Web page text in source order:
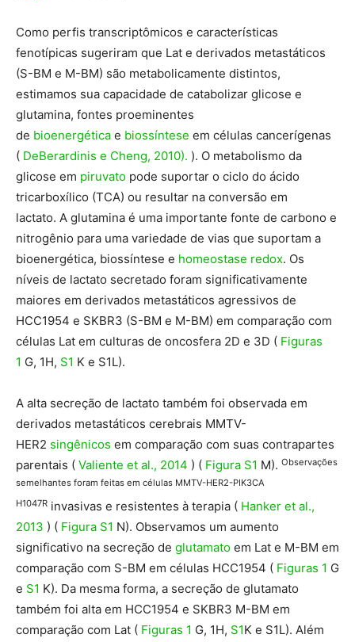
Como perfis transcriptômicos e características
fenotípicas sugeriram que Lat e derivados metastáticos
(S-BM e M-BM) são metabolicamente distintos,
estimamos sua capacidade de catabolizar glicose e
glutamina, fontes proeminentes
de bioenergética e biossíntese em células cancerígenas
( DeBerardinis e Cheng, 2010). ). O metabolismo da
glicose em piruvato pode suportar o ciclo do ácido
tricarboxílico (TCA) ou resultar na conversão em
lactato. A glutamina é uma importante fonte de carbono e
nitrogênio para uma variedade de vias que suportam a
bioenergética, biossíntese e homeostase redox. Os
níveis de lactato secretado foram significativamente
maiores em derivados metastáticos agressivos de
HCC1954 e SKBR3 (S-BM e M-BM) em comparação com
células Lat em culturas de oncosfera 2D e 3D ( Figuras
1 G, 1H, S1 K e S1L).
A alta secreção de lactato também foi observada em
derivados metastáticos cerebrais MMTV-
HER2 singênicos em comparação com suas contrapartes
parentais ( Valiente et al., 2014 ) ( Figura S1 M). Observações
semelhantes foram feitas em células MMTV-HER2-PIK3CA
H1047R invasivas e resistentes à terapia ( Hanker et al.,
2013 ) ( Figura S1 N). Observamos um aumento
significativo na secreção de glutamato em Lat e M-BM em
comparação com S-BM em células HCC1954 ( Figuras 1 G
e S1 K). Da mesma forma, a secreção de glutamato
também foi alta em HCC1954 e SKBR3 M-BM em
comparação com Lat ( Figuras 1 G, 1H, S1K e S1L). Além